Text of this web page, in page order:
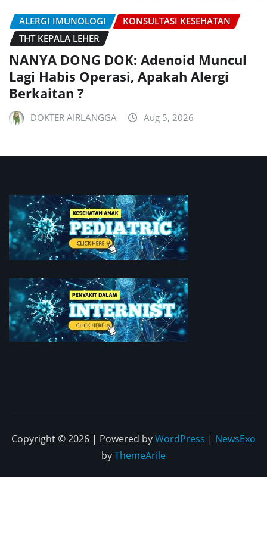
ALERGI IMUNOLOGI
KONSULTASI KESEHATAN
THT KEPALA LEHER
NANYA DONG DOK: Adenoid Muncul
Lagi Habis Operasi, Apakah Alergi
Berkaitan ?
DOKTER AIRLANGGA Aug 5, 2026
Copyright © 2026 | Powered byWordPress | NewsExo
byThemeArile